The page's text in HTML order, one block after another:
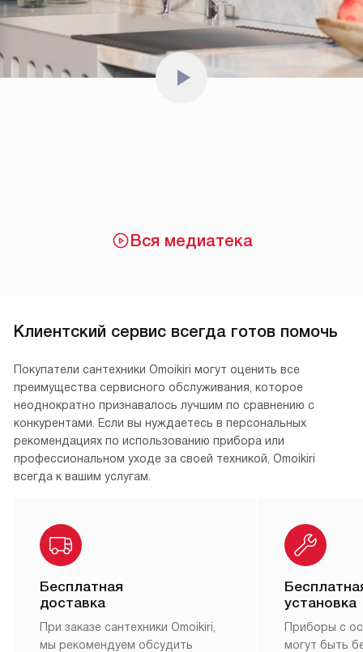
Вся медиатека
Клиентский сервис всегда готов помочь
Покупатели сантехники Omoikiri могут оценить все
преимущества сервисного обслуживания, которое
неоднократно признавалось лучшим по сравнению с
конкурентами. Если вы нуждаетесь в персональных
рекомендациях по использованию прибора или
профессиональном уходе за своей техникой, Omoikiri
всегда к вашим услугам.
Бесплатная
доставка
При заказе сантехники Omoikiri,
мы рекомендуем обсудить
установка
Приборы с
могут быть